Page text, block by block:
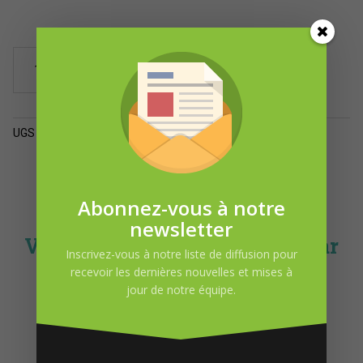
Clémentine
Ajouter au panier
UGS : Catégorie :Produits pour le corps
Vous pourriez-être intéressé par
DEMANDE D’INFORMATION
Abonnez-vous à notre
newsletter
Inscrivez-vous à notre liste de diffusion pour
recevoir les dernières nouvelles et mises à
jour de notre équipe.